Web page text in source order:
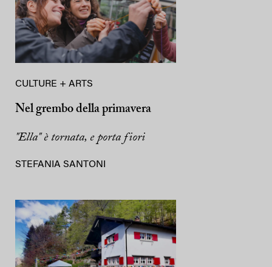
CULTURE + ARTS
Nel grembo della primavera
"Ella" è tornata, e porta fiori
STEFANIA SANTONI